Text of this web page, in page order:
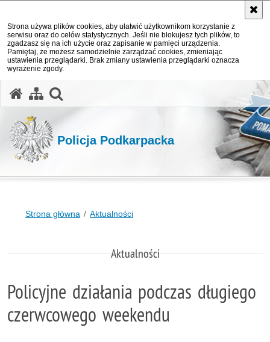
Strona używa plików cookies, aby ułatwić użytkownikom korzystanie z
serwisu oraz do celów statystycznych. Jeśli nie blokujesz tych plików, to
zgadzasz się na ich użycie oraz zapisanie w pamięci urządzenia.
Pamiętaj, że możesz samodzielnie zarządzać cookies, zmieniając
ustawienia przeglądarki. Brak zmiany ustawienia przeglądarki oznacza
wyrażenie zgody.
Policja Podkarpacka
Strona główna Aktualności
Aktualności
Policyjne działania podczas długiego
czerwcowego weekendu